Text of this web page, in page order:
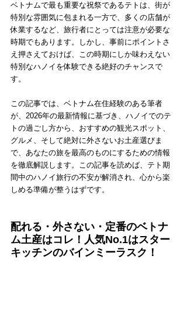
ベトナムで最も重要な祝祭であるテトは、街が
特別な雰囲気に包まれる一方で、多くの店舗が
休業するなど、旅行者にとっては注意が必要な
時期でもあります。しかし、事前にポイントさ
え押さえておけば、この時期にしか味わえない
特別なハノイを体験できる絶好のチャンスで
す。
この記事では、ベトナム在住経験のある筆者
が、2026年の最新情報に基づき、ハノイでのテ
トの過ごし方から、おすすめの観光スポット、
グルメ、そして絶対に外さないお土産選びま
で、あなたの旅を最高のものにするための情報
を徹底解説します。この記事を読めば、テト期
間中のハノイ旅行の不安が解消され、心から楽
しめる準備が整うはずです。
配れる・外さない・定番のベトナ
ム土産はコレ！人気No.1はスター
キッチンのバインミーラスク！